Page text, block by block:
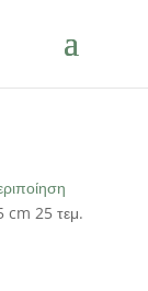
25 τεμ.